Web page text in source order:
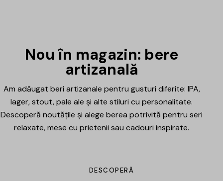
Nou în magazin: bere
artizanală
Am adăugat beri artizanale pentru gusturi diferite: IPA,
lager, stout, pale ale și alte stiluri cu personalitate.
Descoperă noutățile și alege berea potrivită pentru seri
relaxate, mese cu prietenii sau cadouri inspirate.
DESCOPERĂ